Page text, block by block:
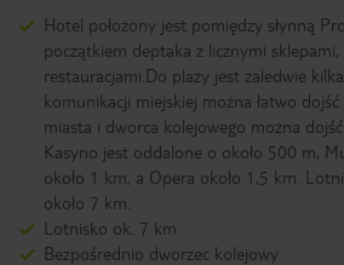
Hotel położony jest pomiędzy słynną
początkiem deptaka z licznymi
restauracjami.Do plaży jest zaledwie
komunikacji miejskiej można łatwo
miasta i dworca kolejowego można
Kasyno jest oddalone o około 500 m,
około 1 km, a Opera około 1,5 km.
około 7 km.
Lotnisko ok. 7 km
Bezpośrednio dworzec kolejowy